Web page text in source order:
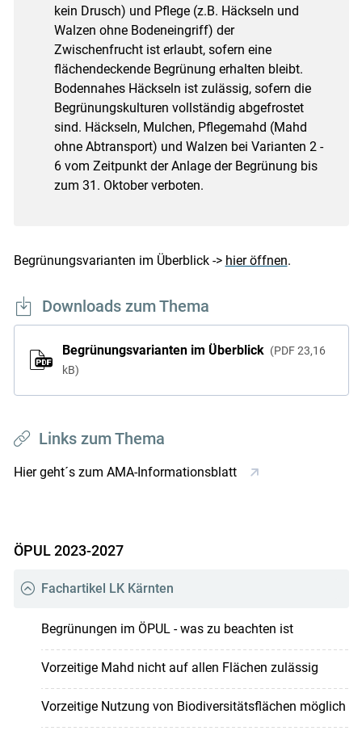
kein Drusch) und Pflege (z.B. Häckseln und
Walzen ohne Bodeneingriff) der
Zwischenfrucht ist erlaubt, sofern eine
flächendeckende Begrünung erhalten bleibt.
Bodennahes Häckseln ist zulässig, sofern die
Begrünungskulturen vollständig abgefrostet
sind. Häckseln, Mulchen, Pflegemahd (Mahd
ohne Abtransport) und Walzen bei Varianten 2 -
6 vom Zeitpunkt der Anlage der Begrünung bis
zum 31. Oktober verboten.
Begrünungsvarianten im Überblick -> hier öffnen.
Downloads zum Thema
Begrünungsvarianten im Überblick PDF 23,16
kB
Links zum Thema
Hier geht´s zum AMA-Informationsblatt
ÖPUL 2023-2027
Fachartikel LK Kärnten
Begrünungen im ÖPUL - was zu beachten ist
Vorzeitige Mahd nicht auf allen Flächen zulässig
Vorzeitige Nutzung von Biodiversitätsflächen möglich